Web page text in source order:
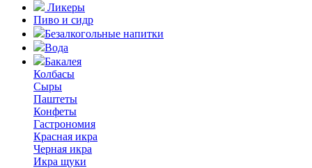
Ликеры
Пиво и сидр
Безалкогольные напитки
Вода
Бакалея
Колбасы
Сыры
Паштеты
Конфеты
Гастрономия
Красная икра
Черная икра
Икра щуки